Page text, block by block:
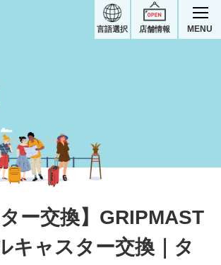
店舗情報
言語選択 MENU
【キャスター交換】タイヤの経年劣化｜GRIPMASTER（ネオキーパー）スーツケース修理実績
ター交換】GRIPMAST
キャスター交換｜タ